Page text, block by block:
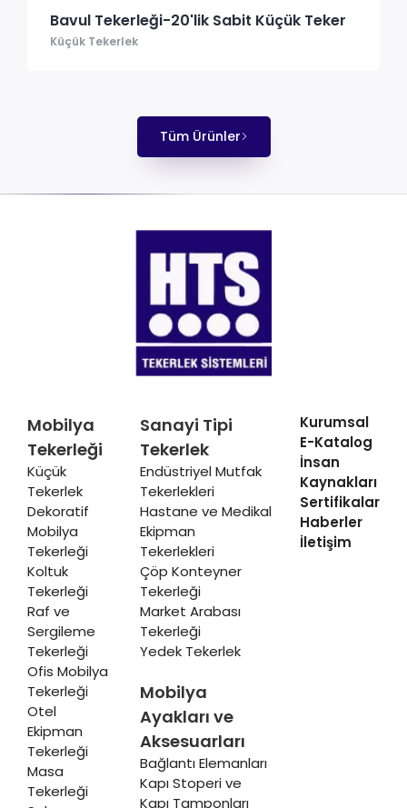
Bavul Tekerleği-20'lik Sabit Küçük Teker
Küçük Tekerlek
Tüm Ürünler
Mobilya
Tekerleği
Küçük
Tekerlek
Dekoratif
Mobilya
Tekerleği
Koltuk
Tekerleği
Raf ve
Sergileme
Tekerleği
Ofis Mobilya
Tekerleği
Otel
Ekipman
Tekerleği
Masa
Tekerleği
Sanayi Tipi
Tekerlek
Endüstriyel Mutfak
Tekerlekleri
Hastane ve Medikal
Ekipman
Tekerlekleri
Çöp Konteyner
Tekerleği
Market Arabası
Tekerleği
Yedek Tekerlek
Mobilya
Ayakları ve
Aksesuarları
Bağlantı Elemanları
Kapı Stoperi ve
Kapı Tamponları
Kurumsal
E-Katalog
İnsan
Kaynakları
Sertifikalar
Haberler
İletişim